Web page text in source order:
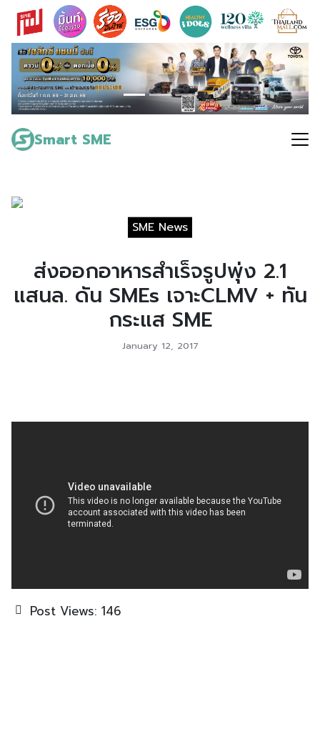
Skip
content
Smart SME
Search
for:
SME News
ส่งออกอาหารสำเร็จรูปพุ่ง 2.1
แสนล. ดัน SMEs เจาะCLMV + ทัน
กระแส SME
January 12, 2017
Post Views: 146